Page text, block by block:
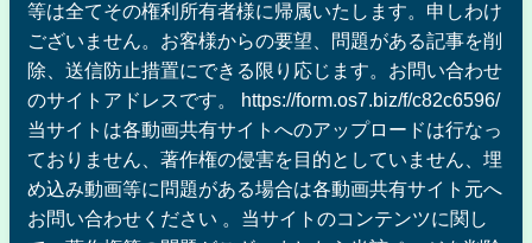
等は全てその権利所有者様に帰属いたします。申しわけ
ございません。お客様からの要望、問題がある記事を削
除、送信防止措置にできる限り応じます。お問い合わせ
のサイトアドレスです。 https://form.os7.biz/f/c82c6596/
当サイトは各動画共有サイトへのアップロードは行なっ
ておりません、著作権の侵害を目的としていません、埋
め込み動画等に問題がある場合は各動画共有サイト元へ
お問い合わせください 。当サイトのコンテンツに関し